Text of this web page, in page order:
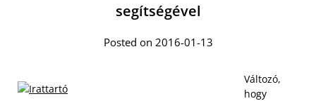
segítségével
Posted on 2016-01-13
Változó,
hogy